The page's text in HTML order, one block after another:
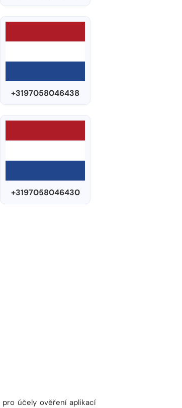
+3197058046438
+3197058046430
pro účely ověření aplikací